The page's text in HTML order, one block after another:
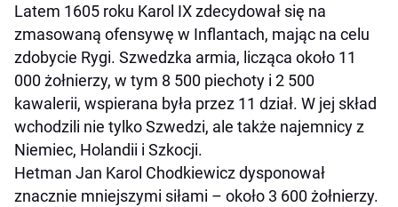
Latem 1605 roku Karol IX zdecydował się na
zmasowaną ofensywę w Inflantach, mając na celu
zdobycie Rygi. Szwedzka armia, licząca około 11
000 żołnierzy, w tym 8 500 piechoty i 2 500
kawalerii, wspierana była przez 11 dział. W jej skład
wchodzili nie tylko Szwedzi, ale także najemnicy z
Niemiec, Holandii i Szkocji.
Hetman Jan Karol Chodkiewicz dysponował
znacznie mniejszymi siłami – około 3 600 żołnierzy.